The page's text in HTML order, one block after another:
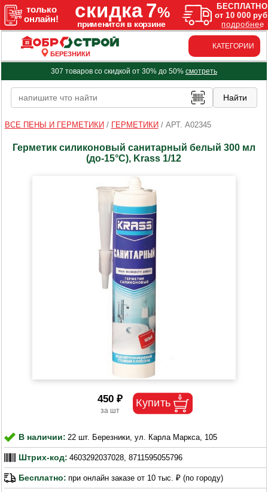
БЕРЕЗНИКИ
КАТЕГОРИИ
307 товаров со скидкой от 30% до 50% смотреть
ВСЕ ПЕНЫ И ГЕРМЕТИКИ / ГЕРМЕТИКИ / АРТ. A02345
Герметик силиконовый санитарный белый 300 мл
(до-15°C), Krass 1/12
450 ₽
В наличии: 22 шт. Березники, ул. Карла Маркса, 105
Штрих-код: 4603292037028, 8711595055796
Бесплатно: при онлайн заказе от 10 тыс. ₽ (по городу)